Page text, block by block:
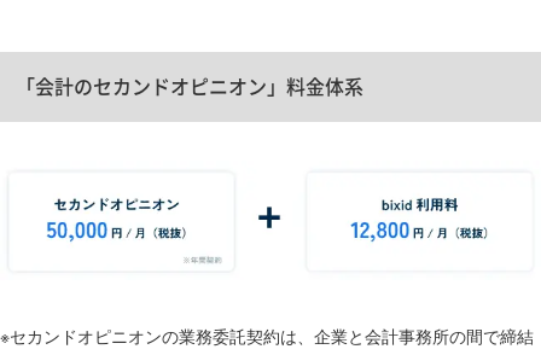
「会計のセカンドオピニオン」料金体系
※セカンドオピニオンの業務委託契約は、企業と会計事務所の間で締結